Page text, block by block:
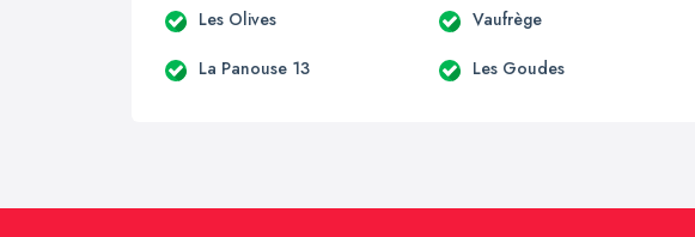
Les Olives Vaufrège
La Panouse 13 Les Goudes